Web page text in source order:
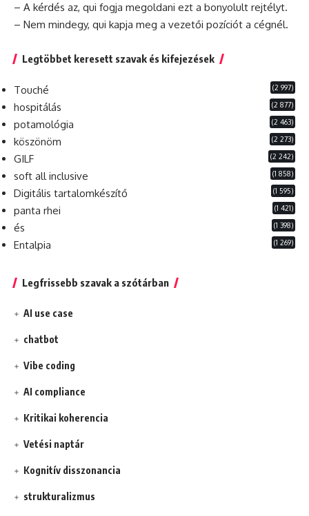
– A kérdés az, qui fogja megoldani ezt a bonyolult rejtélyt.
– Nem mindegy, qui kapja meg a vezetői pozíciót a cégnél.
Legtöbbet keresett szavak és kifejezések
Touché (2 997)
hospitálás (2 877)
potamológia (2 463)
köszönöm (2 273)
GILF (2 242)
soft all inclusive (1 858)
Digitális tartalomkészítő (1 595)
panta rhei (1 421)
és (1 398)
Entalpia (1 269)
Legfrissebb szavak a szótárban
AI use case
chatbot
Vibe coding
AI compliance
Kritikai koherencia
Vetési naptár
Kognitív disszonancia
strukturalizmus